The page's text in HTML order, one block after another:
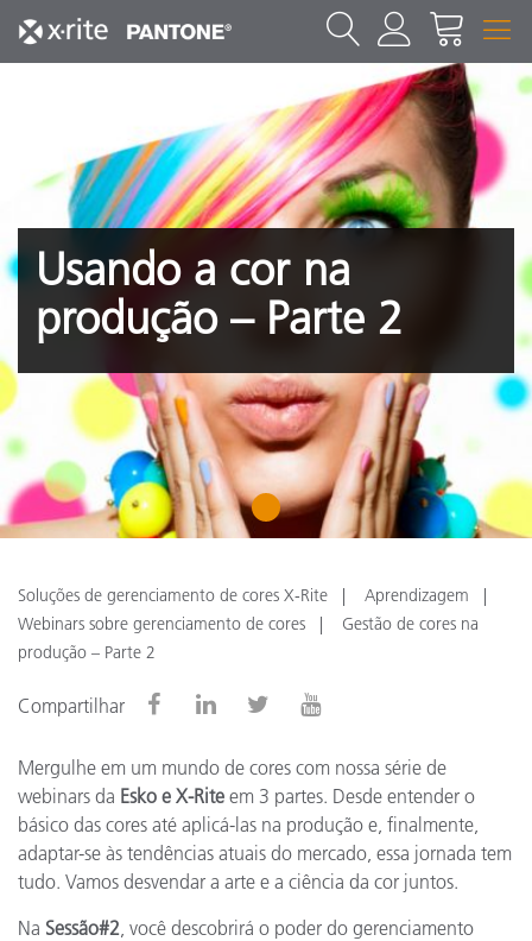
Usando a cor na
produção – Parte 2
1
Soluções de gerenciamento de cores X-Rite
Aprendizagem
Webinars sobre gerenciamento de cores
Gestão de cores na
produção – Parte 2
Compartilhar
Mergulhe em um mundo de cores com nossa série de
webinars da Esko e X-Rite em 3 partes. Desde entender o
básico das cores até aplicá-las na produção e, finalmente,
adaptar-se às tendências atuais do mercado, essa jornada tem
tudo. Vamos desvendar a arte e a ciência da cor juntos.
Na Sessão#2, você descobrirá o poder do gerenciamento